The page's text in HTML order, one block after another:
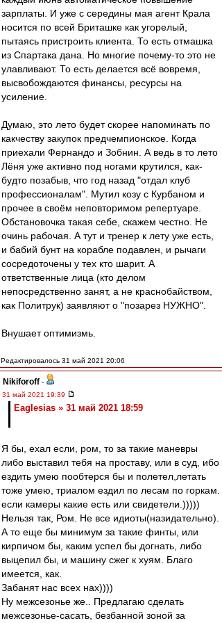
зарплаты. И уже с середины мая агент Крала
носится по всей Бриташке как угорелый,
пытаясь пристроить клиента. То есть отмашка
из Спартака дана. Но многие почему-то это не
улавливают. То есть делается всё вовремя,
высвобождаются финансы, ресурсы на
усиление.
Думаю, это лето будет скорее напоминать по
какчеству закупок предчемпионское. Когда
приехали Фернандо и Зобнин. А ведь в то лето
Лёня уже активно под ногами крутился, как-
будто позабыв, что год назад "отдал клуб
профессионалам". Мутил козу с Курбаном и
прочее в своём неповторимом репертуаре.
Обстановочка такая себе, скажем честно. Не
очинь рабочая. А тут и тренер к лету уже есть,
и бабий бунт на корабле подавлен, и рычаги
сосредоточены у тех кто шарит. А
ответственные лица (кто делом
непосредственно занят, а не краснобайством,
как Политрук) заявляют о "позарез НУЖНО".
Внушает оптимизмь.
Редактировалось 31 май 2021 20:06
Nikiforoff -
31 май 2021 19:39
Eaglesias » 31 май 2021 18:59
Я бы, ехал если, ром, то за такие маневры
либо выставил тебя на проставу, или в суд, ибо
ездить умею пообтерся бы и полетел,летать
тоже умею, триалом ездил по лесам по горкам.
если камеры какие есть или свидетели.)))))
Нельзя так, Ром. Не все идиоты(назидательно).
А то еще бы минимум за такие финты, или
кирпичом бы, каким успел бы догнать, либо
выцепил бы, и машину сжег к хуям. Благо
имеется, как.
Забанят нас всех нах))))
Ну межсезонье же.. Предлагаю сделать
межсезонье-сасать, безбанной зоной за